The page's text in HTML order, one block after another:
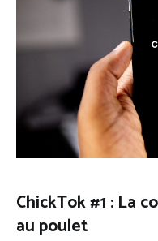
ChickTok #1 : La
au poulet